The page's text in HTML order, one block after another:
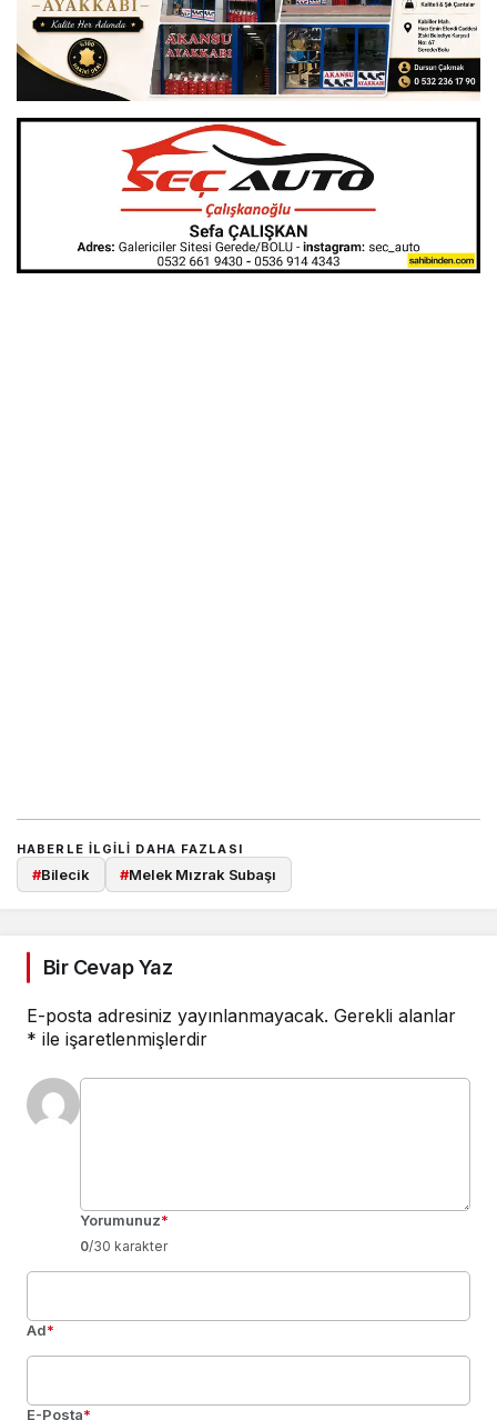
HABERLE ILGILI DAHA FAZLASI
#Bilecik #Melek Mızrak Subaşı
Bir Cevap Yaz
E-posta adresiniz yayınlanmayacak. Gerekli alanlar
* ile işaretlenmişlerdir
Yorumunuz*
0/30 karakter
Ad*
E-Posta*